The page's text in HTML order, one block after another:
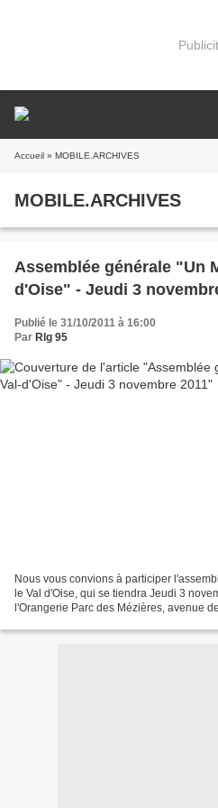
Accueil » MOBILE.ARCHIVES
MOBILE.ARCHIVES
Assemblée générale "Un
d'Oise" - Jeudi 3
Publié le 31/10/2011 à 16:00
Par Rlg 95
Nous vous convions à participer
le Val d'Oise, qui se tiendra Jeudi 3
l'Orangerie Parc des Mézières, avenue